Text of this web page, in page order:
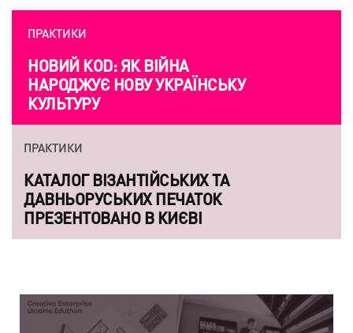
ПРАКТИКИ
НОВИЙ КОD: ЯК ВІЙНА
НАРОДЖУЄ НОВУ УКРАЇНСЬКУ
КУЛЬТУРУ
ПРАКТИКИ
КАТАЛОГ ВІЗАНТІЙСЬКИХ ТА
ДАВНЬОРУСЬКИХ ПЕЧАТОК
ПРЕЗЕНТОВАНО В КИЄВІ